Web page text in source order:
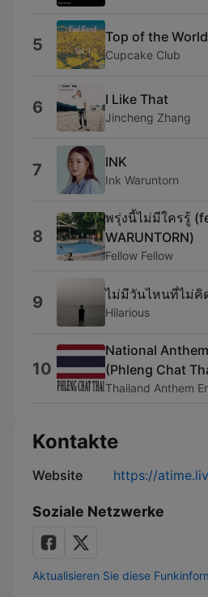
5 Top of the World
Cupcake Club
6 I Like That
Jincheng Zhang
7 INK
Ink Waruntorn
8
พรุ่งนี้ไม่มีใครรู้
WARUNTORN)
Fellow Fellow
9 ไม่มีวันไหนที่ไม่คิ
Hilarious
10
National
(Phleng Chat
Thailand Anthem
Kontakte
Website https://
Soziale Netzwerke
Aktualisieren Sie diese